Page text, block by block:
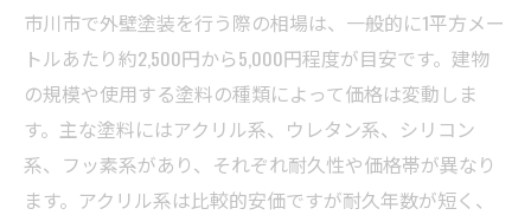
市川市で外壁塗装を行う際の相場は、一般的に1平方メー
トルあたり約2,500円から5,000円程度が目安です。建物
の規模や使用する塗料の種類によって価格は変動しま
す。主な塗料にはアクリル系、ウレタン系、シリコン
系、フッ素系があり、それぞれ耐久性や価格帯が異なり
ます。アクリル系は比較的安価ですが耐久年数が短く、